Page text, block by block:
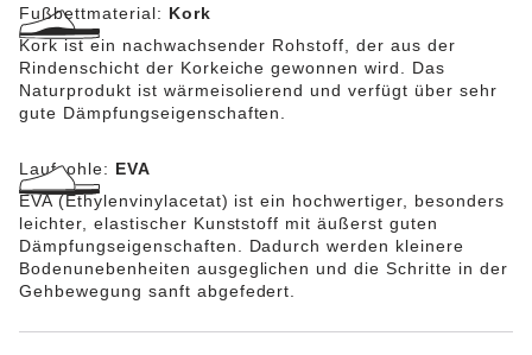
Fußbettmaterial: Kork
Kork ist ein nachwachsender Rohstoff, der aus der
Rindenschicht der Korkeiche gewonnen wird. Das
Naturprodukt ist wärmeisolierend und verfügt über sehr
gute Dämpfungseigenschaften.
Laufsohle: EVA
EVA (Ethylenvinylacetat) ist ein hochwertiger, besonders
leichter, elastischer Kunststoff mit äußerst guten
Dämpfungseigenschaften. Dadurch werden kleinere
Bodenunebenheiten ausgeglichen und die Schritte in der
Gehbewegung sanft abgefedert.